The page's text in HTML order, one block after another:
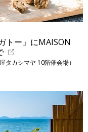
トー」にMAISON
タカシマヤ 10階催会場）